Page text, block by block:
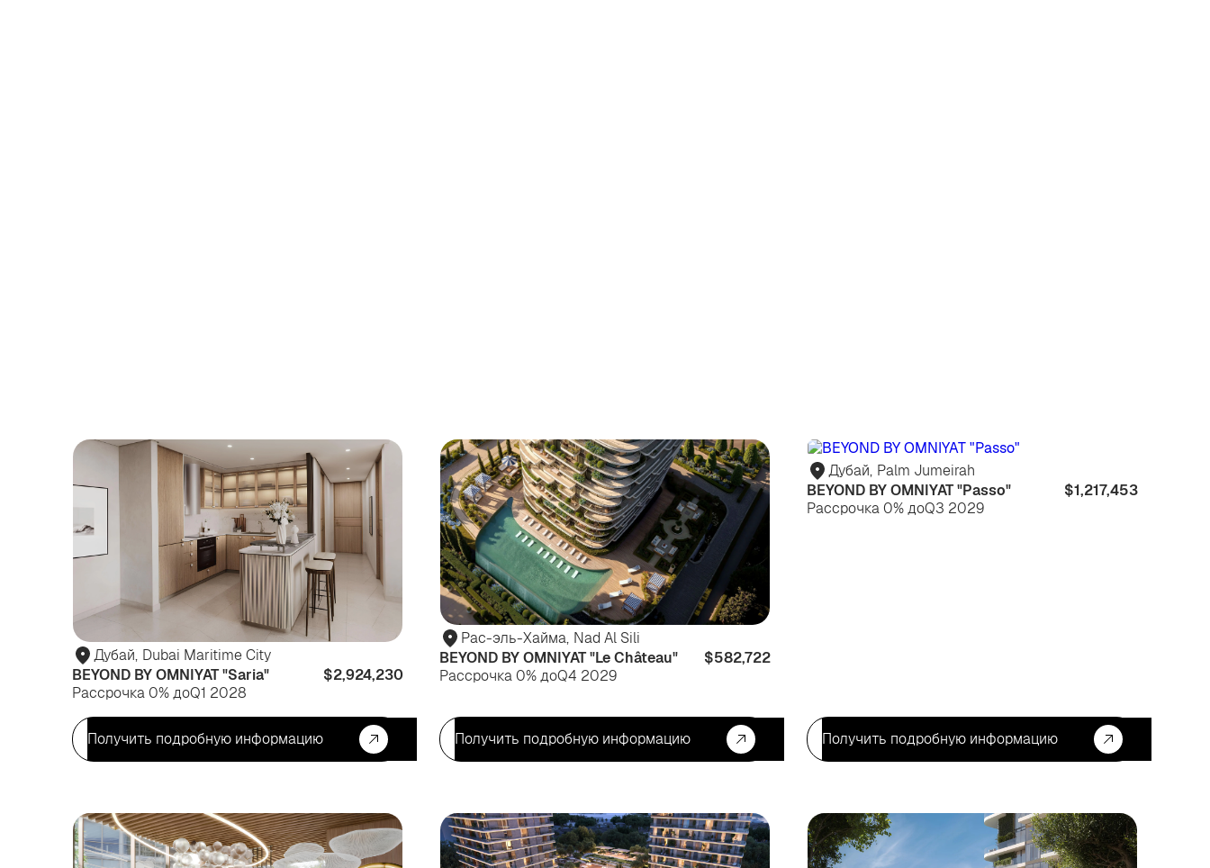
Для
жизни
Дубай, Dubai Maritime City
BEYOND BY OMNIYAT "Saria"
$2,924,230
Рассрочка 0% доQ1 2028
Получить подробную информацию
Для
инвестиций
Рас-эль-Хайма, Nad Al Sili
BEYOND BY OMNIYAT "Le Château"
$582,722
Рассрочка 0% доQ4 2029
Получить подробную информацию
Дубай, Palm Jumeirah
BEYOND BY OMNIYAT "Passo"
$1,217,453
Рассрочка 0% доQ3 2029
Получить подробную информацию
Для
жизни
Для
жизни